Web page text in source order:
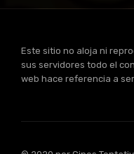
Este sitio no aloja ni
sus servidores todo el
web hace referencia a